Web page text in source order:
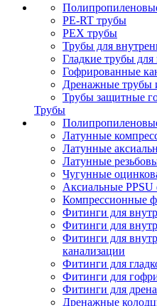
PE-RT трубы
PEX трубы
Трубы для
Гладкие трубы
Гофрированные
Дренажные трубы
Трубы защитные
Трубы
Латунные
Латунные
Латунные
Чугунные
Аксиальные PPSU
Компрессионные
Фитинги для
Фитинги для
Фитинги для
канализации
Фитинги для
Фитинги для
Фитинги для
Дренажные